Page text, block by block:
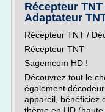
Récepteur
Adaptateur
Récepteur TNT /
Récepteur TNT
Sagemcom HD !
Découvrez tout le
également
appareil, bénéficiez